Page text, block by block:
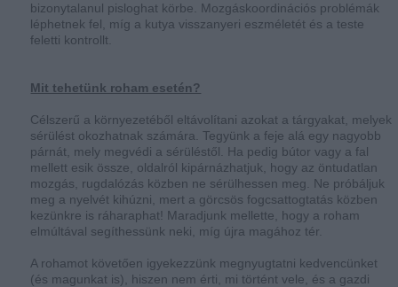
bizonytalanul pisloghat körbe. Mozgáskoordinációs problémák
léphetnek fel, míg a kutya visszanyeri eszméletét és a teste
feletti kontrollt.
Mit tehetünk roham esetén?
Célszerű a környezetéből eltávolítani azokat a tárgyakat, melyek
sérülést okozhatnak számára. Tegyünk a feje alá egy nagyobb
párnát, mely megvédi a sérüléstől. Ha pedig bútor vagy a fal
mellett esik össze, oldalról kipárnázhatjuk, hogy az öntudatlan
mozgás, rugdalózás közben ne sérülhessen meg. Ne próbáljuk
meg a nyelvét kihúzni, mert a görcsös fogcsattogtatás közben
kezünkre is ráharaphat! Maradjunk mellette, hogy a roham
elmúltával segíthessünk neki, míg újra magához tér.
A rohamot követően igyekezzünk megnyugtatni kedvencünket
(és magunkat is), hiszen nem érti, mi történt vele, és a gazdi